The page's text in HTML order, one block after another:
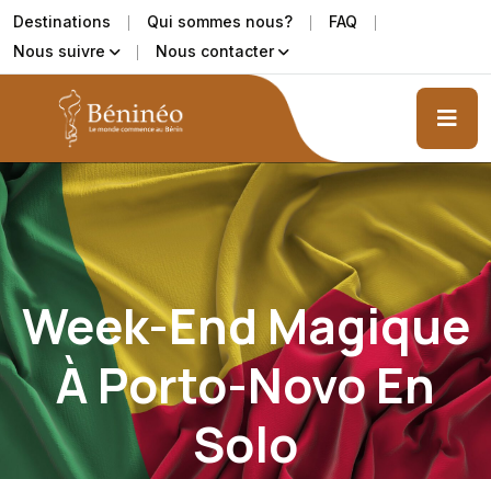
Destinations Qui sommes nous?
FAQ
Nous suivre
Nous contacter
Week-End Magique
À Porto-Novo En
Solo